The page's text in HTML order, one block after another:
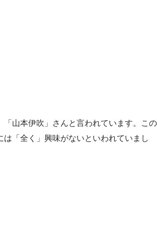
「山本伊吹」さんと言われています。この
は「全く」興味がないといわれていまし